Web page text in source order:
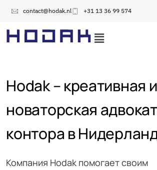
contact@hodak.nl +31 13 36 99 574
Hodak – креативная и
новаторская
контора в
Компания Hodak помогает своим